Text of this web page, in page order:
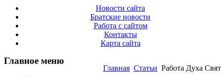
Новости сайта
Братские новости
Работа с сайтом
Контакты
Карта сайта
Главное меню
Главная Статьи Работа Духа